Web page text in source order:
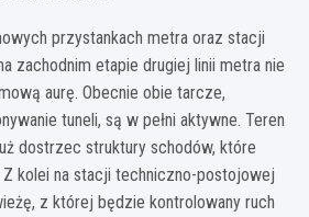
przystankach metra oraz stacji
zachodnim etapie drugiej linii metra nie
aurę. Obecnie obie tarcze,
tuneli, są w pełni aktywne. Teren
dostrzec struktury schodów, które
Z kolei na stacji techniczno-postojowej
z której będzie kontrolowany ruch